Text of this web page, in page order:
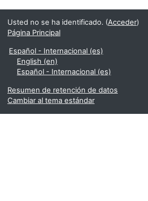
Usted no se ha identificado. (Acceder)
Página Principal
Español - Internacional ‎(es)‎
English ‎(en)‎
Español - Internacional ‎(es)‎
Resumen de retención de datos
Cambiar al tema estándar